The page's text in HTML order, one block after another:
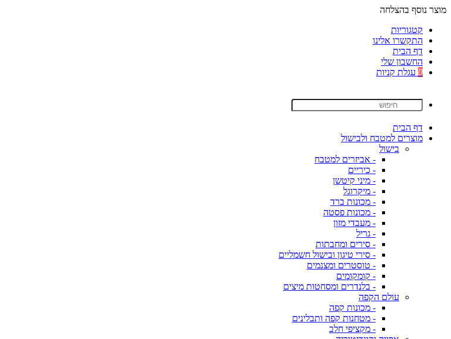
מוצר נוסף בהצלחה
קטגוריות
התקשרו אלינו
דף הבית
החשבון שלי
0 עגלת קניות
דף הבית
מוצרים למטבח ולבישול
בישול
- אביזרים למטבח
- כיריים
- מיני קיטשן
- מיקרוגל
- מכונות ברד
- מכונות פסטה
- מעבדי מזון
- גריל
- סירים ומחבתות
- סירי טיגון ובישול חשמליים
- טוסטרים ומצנמים
- קומקומים
- בלנדרים ומסחטות מיצים
עולם הקפה
- מכונות קפה
- מטחנות קפה ותבלינים
- מקציפי חלב